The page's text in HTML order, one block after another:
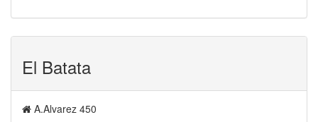
El Batata
A.Alvarez 450